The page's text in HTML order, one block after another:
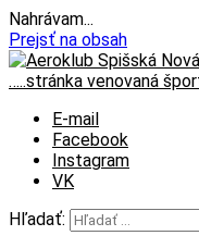
Nahrávam...
Prejsť na obsah
…..stránka venovaná
E-mail
Facebook
Instagram
VK
Hľadať: